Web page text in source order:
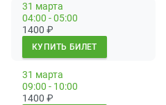
31 марта
04:00 - 05:00
1400 ₽
КУПИТЬ БИЛЕТ
31 марта
09:00 - 10:00
1400 ₽